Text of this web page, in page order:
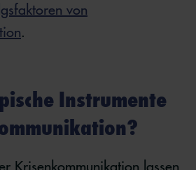
von
.
Instrumente
Krisenkommunikation lassen